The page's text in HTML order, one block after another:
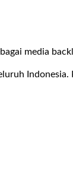
media
Indonesia.